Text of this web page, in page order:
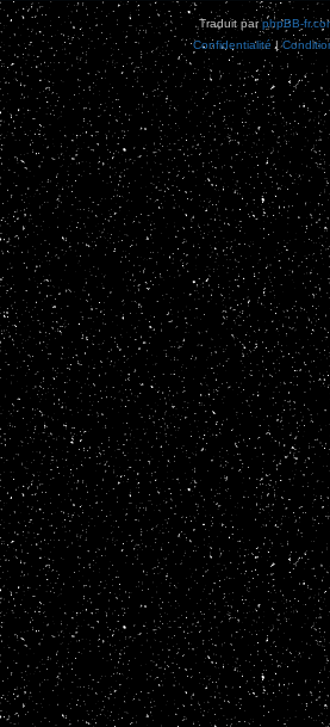
h
e
r
Traduit parphpBB-
Confidentialité|